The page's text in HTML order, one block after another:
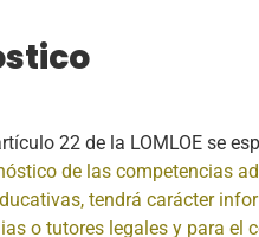
22 de la LOMLOE se
de las competencias
tendrá carácter
o tutores legales y para el